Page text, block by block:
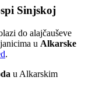
Sinjskoj
do alajčauševe
u Alkarske
.
u Alkarskim